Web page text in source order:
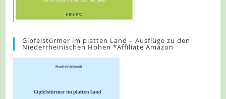
Gipfelstürmer im platten Land – Ausflüge zu den
Niederrheinischen Höhen *Affiliate Amazon